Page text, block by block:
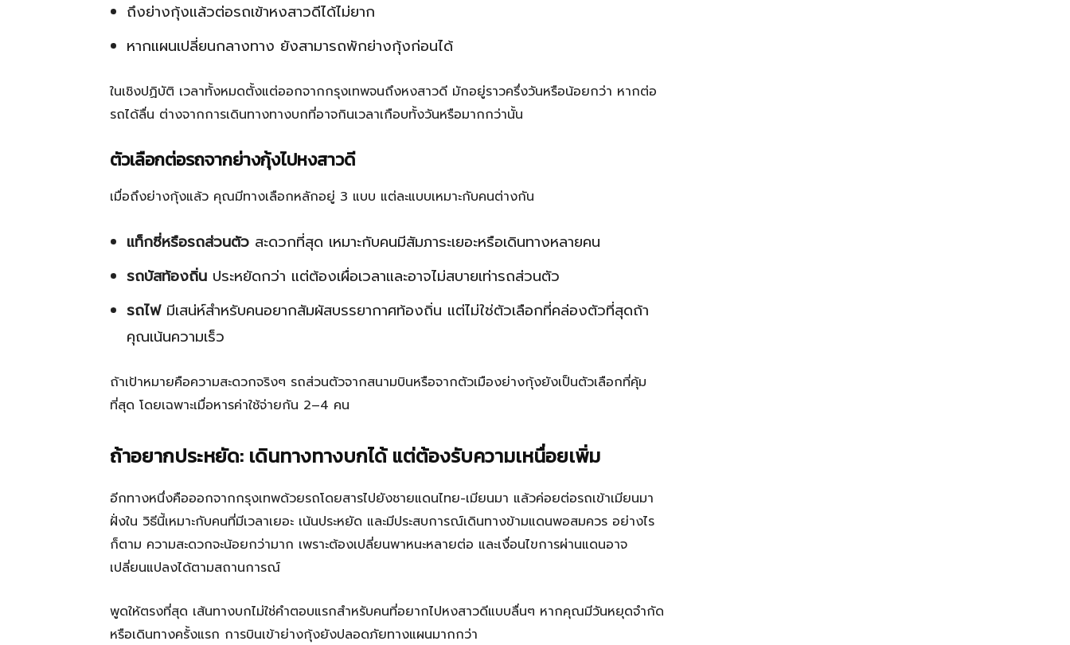
ถึงย่างกุ้งแล้วต่อรถเข้าหงสาวดีได้ไม่ยาก
หากแผนเปลี่ยนกลางทาง ยังสามารถพักย่างกุ้งก่อนได้
ในเชิงปฏิบัติ เวลาทั้งหมดตั้งแต่ออกจากกรุงเทพจนถึงหงสาวดี มักอยู่ราวครึ่งวันหรือน้อยกว่า หากต่อ
รถได้ลื่น ต่างจากการเดินทางทางบกที่อาจกินเวลาเกือบทั้งวันหรือมากกว่านั้น
ตัวเลือกต่อรถจากย่างกุ้งไปหงสาวดี
เมื่อถึงย่างกุ้งแล้ว คุณมีทางเลือกหลักอยู่ 3 แบบ แต่ละแบบเหมาะกับคนต่างกัน
แท็กซี่หรือรถส่วนตัว สะดวกที่สุด เหมาะกับคนมีสัมภาระเยอะหรือเดินทางหลายคน
รถบัสท้องถิ่น ประหยัดกว่า แต่ต้องเผื่อเวลาและอาจไม่สบายเท่ารถส่วนตัว
รถไฟมีเสน่ห์สำหรับคนอยากสัมผัสบรรยากาศท้องถิ่น แต่ไม่ใช่ตัวเลือกที่คล่องตัวที่สุดถ้า
คุณเน้นความเร็ว
ถ้าเป้าหมายคือความสะดวกจริงๆ รถส่วนตัวจากสนามบินหรือจากตัวเมืองย่างกุ้งยังเป็นตัวเลือกที่คุ้ม
ที่สุด โดยเฉพาะเมื่อหารค่าใช้จ่ายกัน 2–4 คน
ถ้าอยากประหยัด: เดินทางทางบกได้ แต่ต้องรับความเหนื่อยเพิ่ม
อีกทางหนึ่งคือออกจากกรุงเทพด้วยรถโดยสารไปยังชายแดนไทย-เมียนมา แล้วค่อยต่อรถเข้าเมียนมา
ฝั่งใน วิธีนี้เหมาะกับคนที่มีเวลาเยอะ เน้นประหยัด และมีประสบการณ์เดินทางข้ามแดนพอสมควร อย่างไร
ก็ตาม ความสะดวกจะน้อยกว่ามาก เพราะต้องเปลี่ยนพาหนะหลายต่อ และเงื่อนไขการผ่านแดนอาจ
เปลี่ยนแปลงได้ตามสถานการณ์
พูดให้ตรงที่สุด เส้นทางบกไม่ใช่คำตอบแรกสำหรับคนที่อยากไปหงสาวดีแบบลื่นๆ หากคุณมีวันหยุดจำกัด
หรือเดินทางครั้งแรก การบินเข้าย่างกุ้งยังปลอดภัยทางแผนมากกว่า